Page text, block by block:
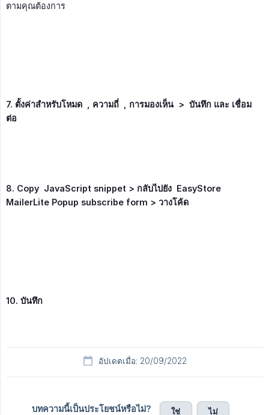
ตามคุณต้องการ
7. ตั้งค่าสำหรับโหมด  , ความถี่  , การมองเห็น  >  บันทึก และ เชื่อม
ต่อ
8. Copy  JavaScript snippet > กลับไปยัง  EasyStore
MailerLite Popup subscribe form > วางโค้ด
10. บันทึก
อัปเดตเมื่อ: 20/09/2022
บทความนี้เป็นประโยชน์หรือไม่? ใช่ ไม่